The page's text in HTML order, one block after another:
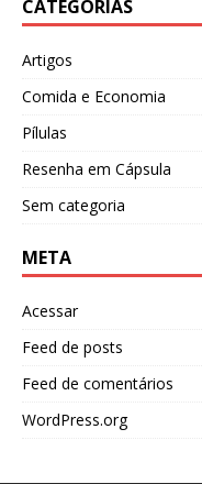
CATEGORIAS
Artigos
Comida e Economia
Pílulas
Resenha em Cápsula
Sem categoria
META
Acessar
Feed de posts
Feed de comentários
WordPress.org